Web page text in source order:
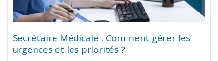
Secrétaire Médicale : Comment gérer les
urgences et les priorités ?